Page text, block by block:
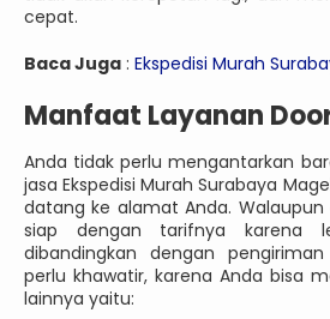
cepat.
Baca Juga : Ekspedisi Murah
Manfaat Layanan
Anda tidak perlu mengantarkan
jasa Ekspedisi Murah Surabaya
datang ke alamat Anda. Walaupun
siap dengan tarifnya karena
dibandingkan dengan
perlu khawatir, karena Anda bisa
lainnya yaitu: